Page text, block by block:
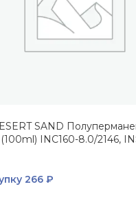
SAND
INC160-8.0/2146,
266 ₽